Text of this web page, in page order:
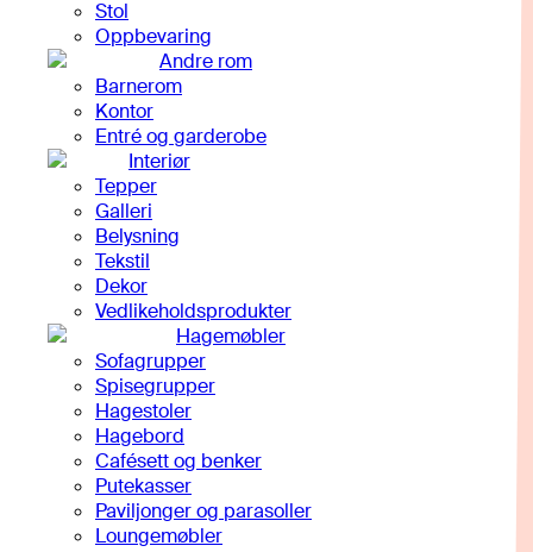
Stol
Oppbevaring
Andre rom
Barnerom
Kontor
Entré og garderobe
Interiør
Tepper
Galleri
Belysning
Tekstil
Dekor
Vedlikeholdsprodukter
Hagemøbler
Sofagrupper
Spisegrupper
Hagestoler
Hagebord
Cafésett og benker
Putekasser
Paviljonger og parasoller
Loungemøbler